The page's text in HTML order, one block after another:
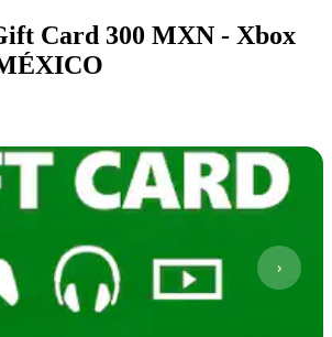
Card 300 MXN - Xbox